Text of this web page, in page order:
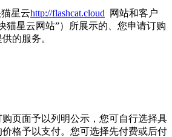
星云http://flashcat.cloud 网站和客户
猫星云网站”）所展示的、您申请订购
的服务。
页面予以列明公示，您可自行选择具
格予以支付。您可选择先付费或后付